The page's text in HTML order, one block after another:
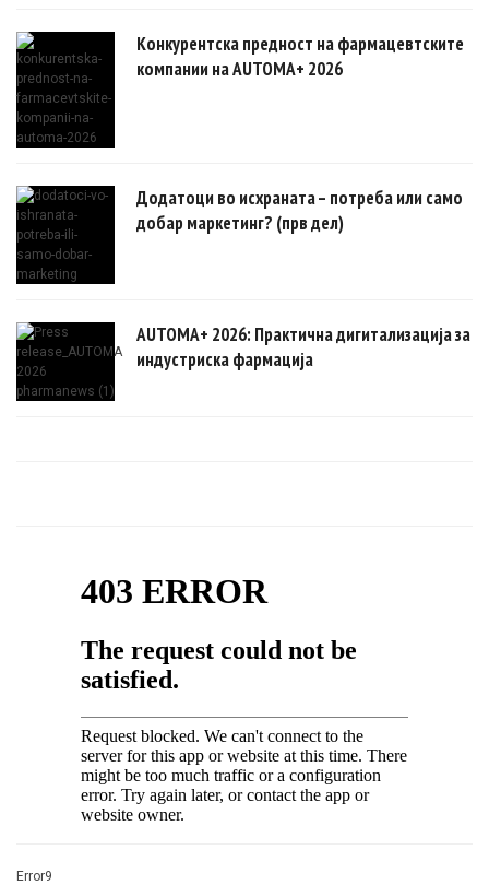
Конкурентска предност на фармацевтските
компании на AUTOMA+ 2026
Додатоци во исхраната – потреба или само
добар маркетинг? (прв дел)
AUTOMA+ 2026: Практична дигитализација за
индустриска фармација
Error9